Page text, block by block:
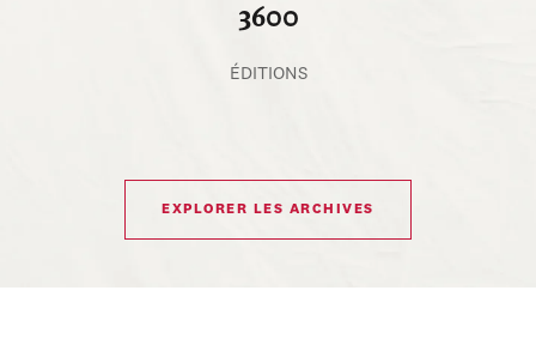
3600
ÉDITIONS
EXPLORER LES ARCHIVES